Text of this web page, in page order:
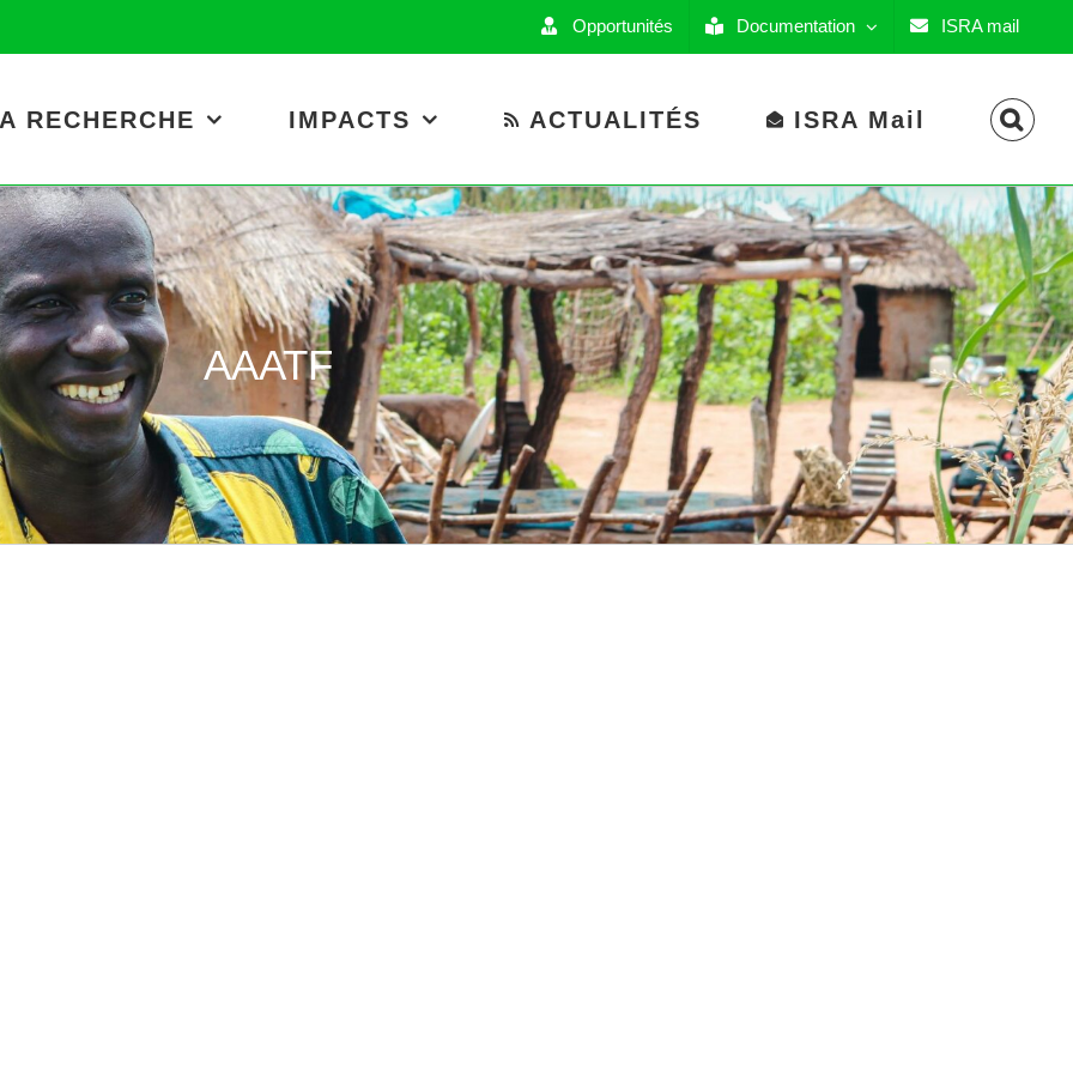
Opportunités Documentation ISRA mail
RECHERCHE IMPACTS ACTUALITÉS ISRA Mail
AAATF